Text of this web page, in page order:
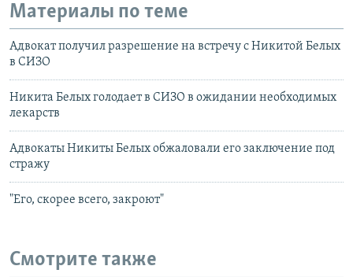
Материалы по теме
Адвокат получил разрешение на встречу с Никитой Белых
в СИЗО
Никита Белых голодает в СИЗО в ожидании необходимых
лекарств
Адвокаты Никиты Белых обжаловали его заключение под
стражу
"Его, скорее всего, закроют"
Смотрите также